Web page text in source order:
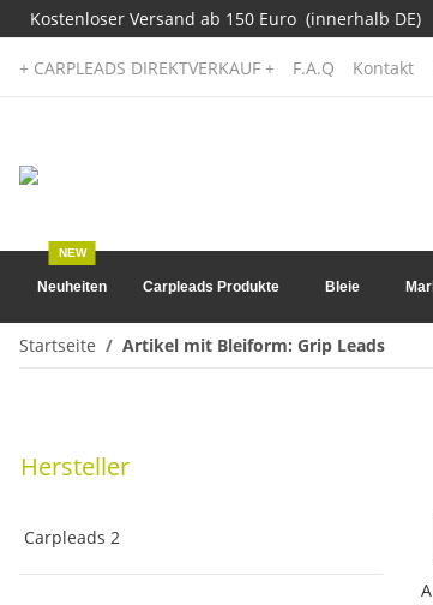
Kostenloser Versand ab 150 Euro (innerhalb DE)
+ CARPLEADS DIREKTVERKAUF + F.A.Q Kontakt
Neuheiten
NEW
Carpleads Produkte Bleie
Startseite Artikel mit Bleiform: Grip Leads
Hersteller
Carpleads 2